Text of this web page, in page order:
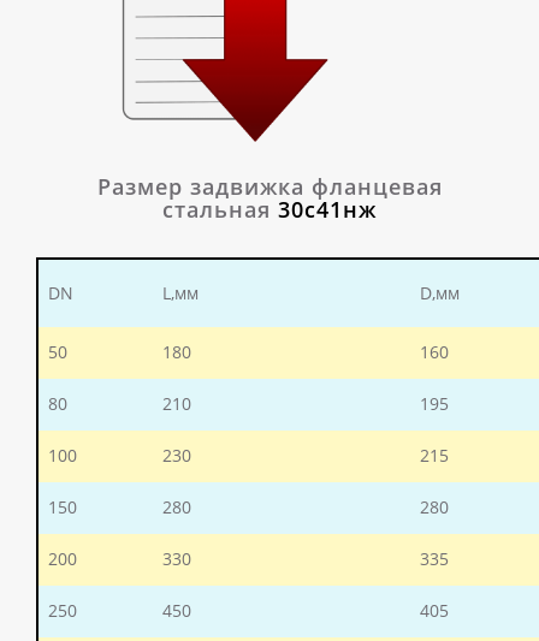
Размер задвижка фланцевая
стальная 30с41нж
DN L,мм D,мм
50 180 160
80 210 195
100 230 215
150 280 280
200 330 335
250 450 405